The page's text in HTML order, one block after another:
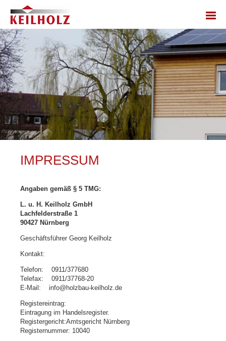
IMPRESSUM
Angaben gemäß § 5 TMG:
L. u. H. Keilholz GmbH
Lachfelderstraße 1
90427 Nürnberg
Geschäftsführer Georg Keilholz
Kontakt:
Telefon: 0911/377680
Telefax: 0911/37768-20
E-Mail: info@holzbau-keilholz.de
Registereintrag:
Eintragung im Handelsregister.
Registergericht:Amtsgericht Nürnberg
Registernummer: 10040